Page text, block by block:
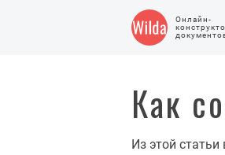
Онлайн-
Как
Из этой